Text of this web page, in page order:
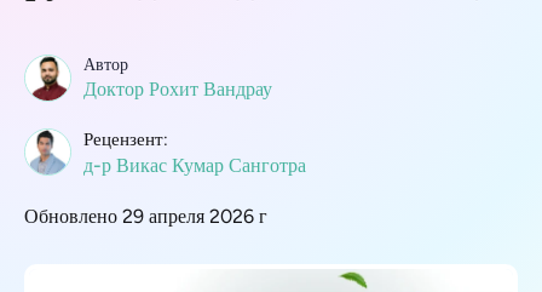
Автор
Доктор Рохит Вандрау
Рецензент:
д-р Викас Кумар Санготра
Обновлено 29 апреля 2026 г